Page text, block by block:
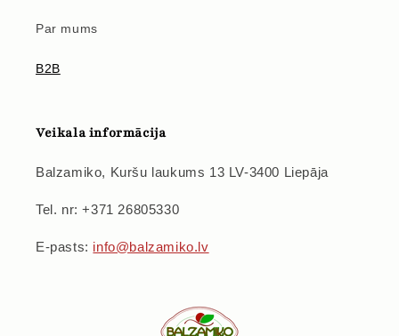
Par mums
B2B
Veikala informācija
Balzamiko, Kuršu laukums 13 LV-3400 Liepāja
Tel. nr: +371 26805330
E-pasts: info@balzamiko.lv